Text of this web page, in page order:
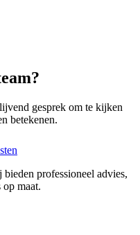
gesprek om te kijken
betekenen.
professioneel advies,
maat.